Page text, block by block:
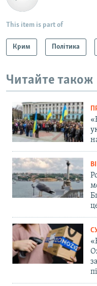
This item is part of
Крим Політика
Читайте також